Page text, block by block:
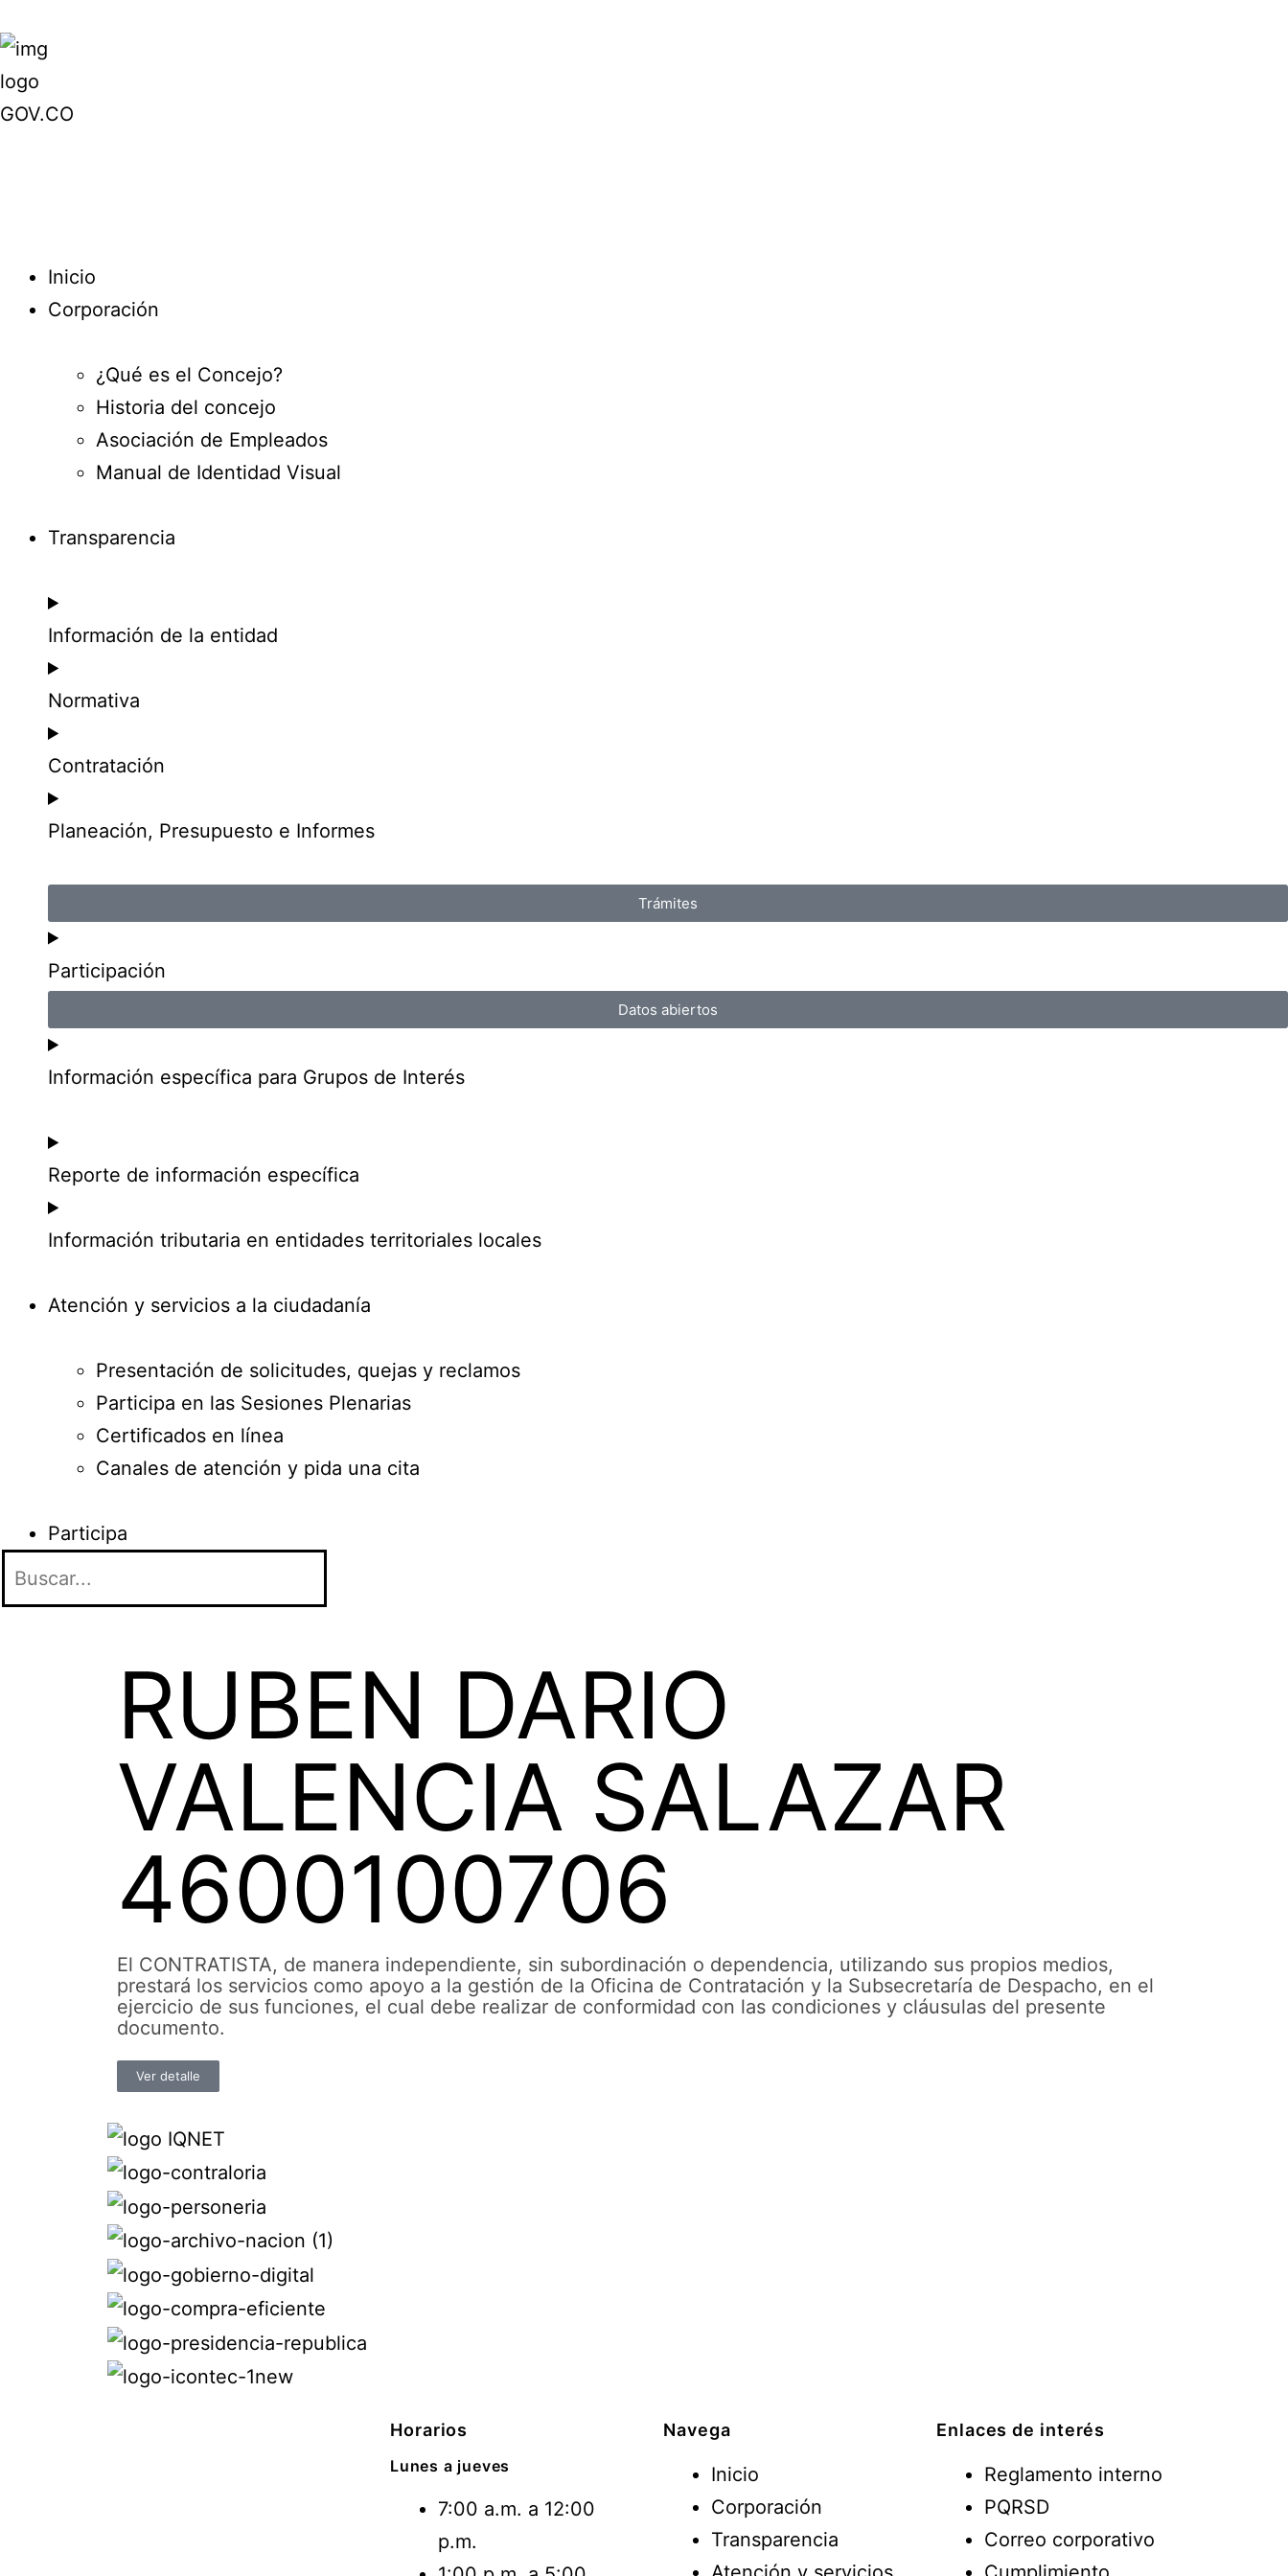
Inicio
Corporación
¿Qué es el Concejo?
Historia del concejo
Asociación de Empleados
Manual de Identidad Visual
Transparencia
Información de la entidad
Normativa
Contratación
Planeación, Presupuesto e Informes
Trámites
Participación
Datos abiertos
Información específica para Grupos de Interés
Reporte de información específica
Información tributaria en entidades territoriales locales
Atención y servicios a la ciudadanía
Presentación de solicitudes, quejas y reclamos
Participa en las Sesiones Plenarias
Certificados en línea
Canales de atención y pida una cita
Participa
RUBEN DARIO
VALENCIA SALAZAR
4600100706
El CONTRATISTA, de manera independiente, sin subordinación o dependencia, utilizando sus propios medios,
prestará los servicios como apoyo a la gestión de la Oficina de Contratación y la Subsecretaría de Despacho, en el
ejercicio de sus funciones, el cual debe realizar de conformidad con las condiciones y cláusulas del presente
documento.
Ver detalle
Horarios
Lunes a jueves
7:00 a.m. a 12:00
p.m.
Navega
Inicio
Corporación
Transparencia
Enlaces de interés
Reglamento interno
PQRSD
Correo corporativo